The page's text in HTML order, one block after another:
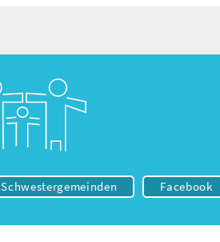
Schwestergemeinden Facebook